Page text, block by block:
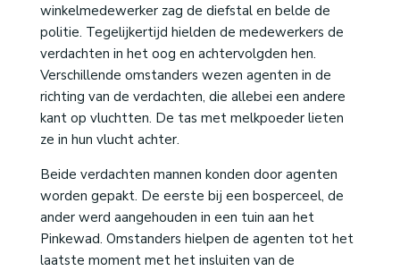
winkelmedewerker zag de diefstal en belde de
politie. Tegelijkertijd hielden de medewerkers de
verdachten in het oog en achtervolgden hen.
Verschillende omstanders wezen agenten in de
richting van de verdachten, die allebei een andere
kant op vluchtten. De tas met melkpoeder lieten
ze in hun vlucht achter.
Beide verdachten mannen konden door agenten
worden gepakt. De eerste bij een bosperceel, de
ander werd aangehouden in een tuin aan het
Pinkewad. Omstanders hielpen de agenten tot het
laatste moment met het insluiten van de